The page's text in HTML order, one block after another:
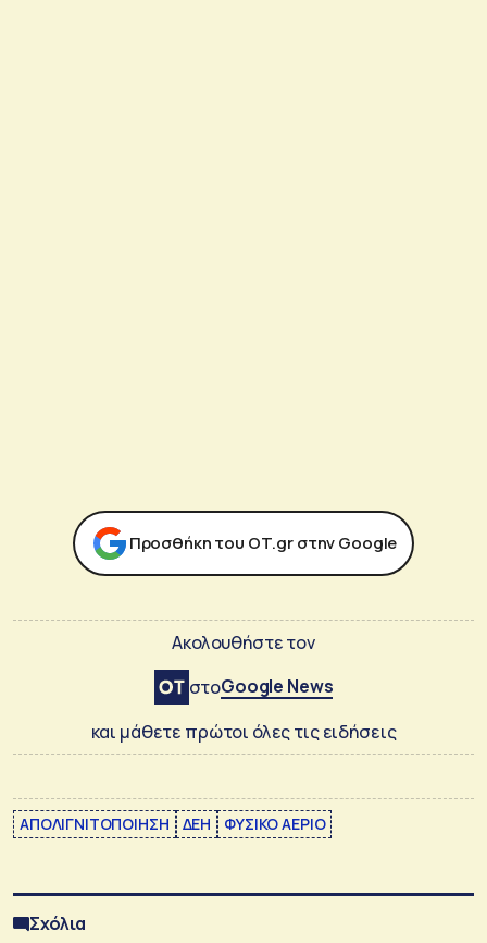
Προσθήκη του ΟΤ.gr στην Google
Ακολουθήστε τον
στοGoogle News
και μάθετε πρώτοι όλες τις ειδήσεις
ΑΠΟΛΙΓΝΙΤΟΠΟΙΗΣΗ ΔΕΗ ΦΥΣΙΚΟ ΑΕΡΙΟ
Σχόλια